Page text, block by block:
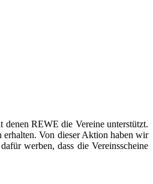
REWE die Vereine unterstützt.
erhalten. Von dieser Aktion haben wir
werben, dass die Vereinsscheine